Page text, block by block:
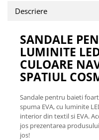
Descriere
SANDALE
LUMINITE
CULOARE
SPATIUL
Sandale pentru baieti
spuma EVA, cu luminite
interior din textil si EVA.
jos prezentarea
jos!